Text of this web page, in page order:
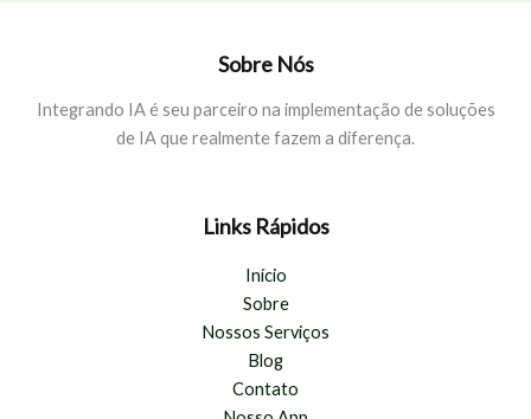
Sobre Nós
Integrando IA é seu parceiro na implementação de soluções
de IA que realmente fazem a diferença.
Links Rápidos
Início
Sobre
Nossos Serviços
Blog
Contato